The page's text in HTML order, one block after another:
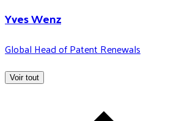
Yves Wenz
Global Head of Patent Renewals
Voir tout